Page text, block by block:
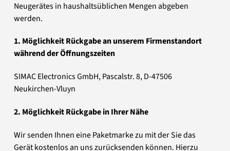
Neugerätes in haushaltsüblichen Mengen abgeben
werden.
1. Möglichkeit Rückgabe an unserem Firmenstandort
während der Öffnungszeiten
SIMAC Electronics GmbH, Pascalstr. 8, D-47506
Neukirchen-Vluyn
2. Möglichkeit Rückgabe in Ihrer Nähe
Wir senden Ihnen eine Paketmarke zu mit der Sie das
Gerät kostenlos an uns zurücksenden können. Hierzu